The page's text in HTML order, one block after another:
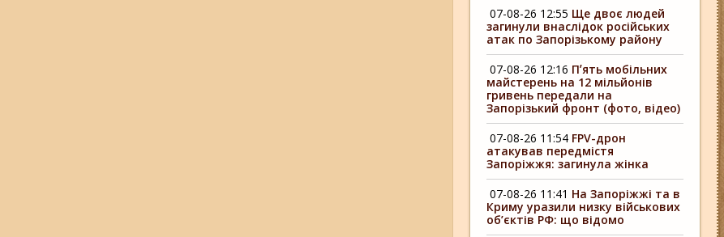
07-08-26 12:55 Ще двоє людей
загинули внаслідок російських
атак по Запорізькому району
07-08-26 12:16 Пʼять мобільних
майстерень на 12 мільйонів
гривень передали на
Запорізький фронт (фото, відео)
07-08-26 11:54 FPV-дрон
атакував передмістя
Запоріжжя: загинула жінка
07-08-26 11:41 На Запоріжжі та в
Криму уразили низку військових
об’єктів РФ: що відомо